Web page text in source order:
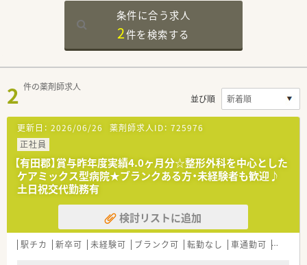
条件に合う求人
2件を検索する
2 件の薬剤師求人
並び順
更新日： 2026/06/26 薬剤師求人ID： 725976
正社員
【有田郡】賞与昨年度実績4.0ヶ月分☆整形外科を中心とした
ケアミックス型病院★ブランクある方・未経験者も歓迎♪
土日祝交代勤務有
検討リストに追加
駅チカ 新卒可 未経験可 ブランク可 転勤なし 車通勤可 扶養内